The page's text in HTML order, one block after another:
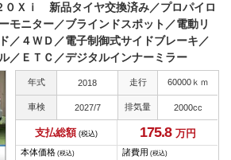
０Ｘｉ 新品タイヤ交換済み／プロパイロ
モニター／ブラインドスポット／電動リ
／４ＷＤ／電子制御式サイドブレーキ／
／ＥＴＣ／デジタルインナーミラー
年式 2018 走行 60000ｋｍ
車検 2027/7 排気量 2000cc
支払総額 (税込) 175.8 万円
本体価格 (税込) 諸費用 (税込)